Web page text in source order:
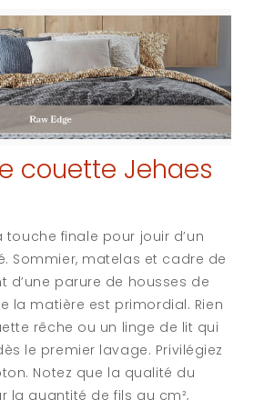
couette Jehaes
touche finale pour jouir d’un
Sommier, matelas et cadre de
d’une parure de housses de
la matière est primordial. Rien
rêche ou un linge de lit qui
le premier lavage. Privilégiez
Notez que la qualité du
la quantité de fils au cm²,